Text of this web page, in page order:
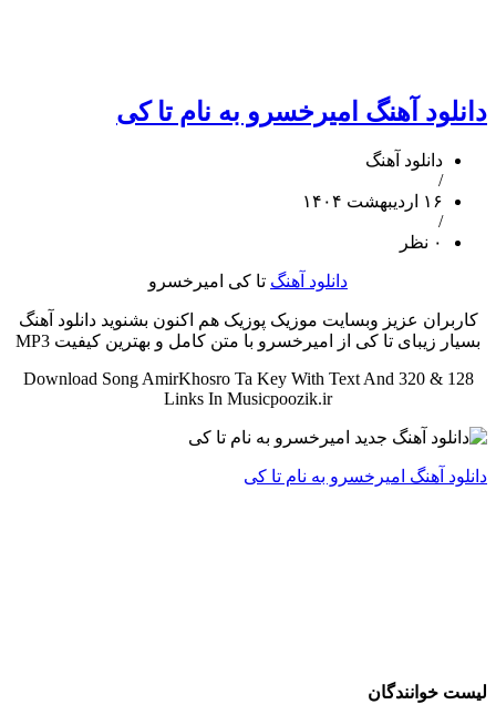
دانلود آهنگ امیرخسرو به نام تا کی
دانلود آهنگ
/
۱۶ اردیبهشت ۱۴۰۴
/
۰ نظر
دانلود آهنگ تا کی امیرخسرو
کاربران عزیز وبسایت موزیک پوزیک هم اکنون بشنوید دانلود آهنگ
بسیار زیبای تا کی از امیرخسرو با متن کامل و بهترین کیفیت MP3
Download Song AmirKhosro Ta Key With Text And 320 & 128
Links In Musicpoozik.ir
دانلود آهنگ امیرخسرو به نام تا کی
لیست خوانندگان